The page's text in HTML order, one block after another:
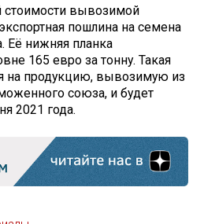
стоимости вывозимой
пошлина на семена
Её нижняя планка
165 евро за тонну. Такая
на продукцию, вывозимую из
союза, и будет
2021 года.